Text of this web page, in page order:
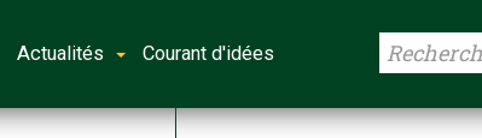
Actualités Courant d'idées